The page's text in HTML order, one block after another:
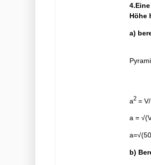
Höhe
a)
a2 =
a =
b)